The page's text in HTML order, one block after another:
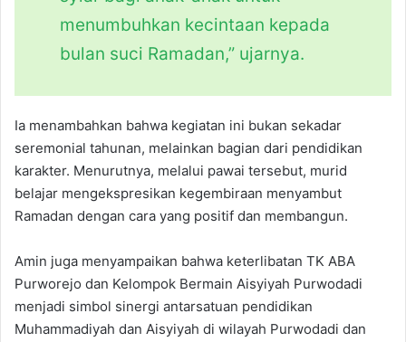
menumbuhkan kecintaan kepada
bulan suci Ramadan,” ujarnya.
Ia menambahkan bahwa kegiatan ini bukan sekadar
seremonial tahunan, melainkan bagian dari pendidikan
karakter. Menurutnya, melalui pawai tersebut, murid
belajar mengekspresikan kegembiraan menyambut
Ramadan dengan cara yang positif dan membangun.
Amin juga menyampaikan bahwa keterlibatan TK ABA
Purworejo dan Kelompok Bermain Aisyiyah Purwodadi
menjadi simbol sinergi antarsatuan pendidikan
Muhammadiyah dan Aisyiyah di wilayah Purwodadi dan